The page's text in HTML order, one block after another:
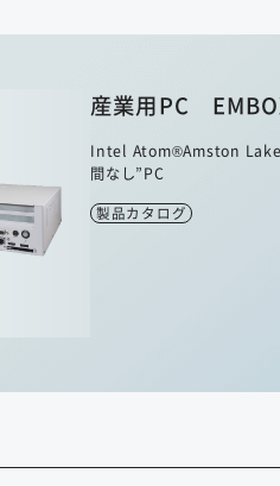
産業用PC
Intel Atom®Amston Lake
間なし”PC
製品カタログ